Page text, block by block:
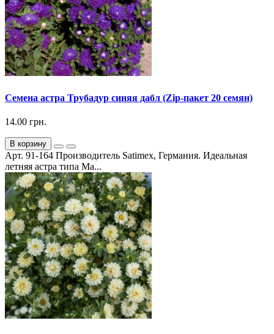
Семена астра Трубадур синяя дабл (Zip-пакет 20 семян)
14.00 грн.
В корзину
Арт. 91-164 Производитель Satimex, Германия. Идеальная
летняя астра типа Ма...